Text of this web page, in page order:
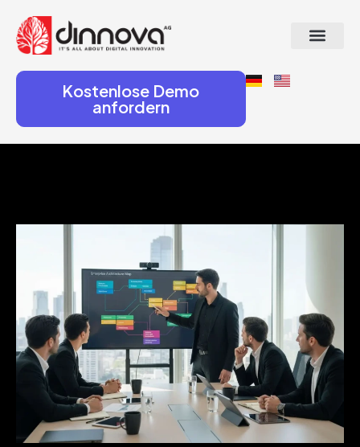
Kostenlose Demo
anfordern